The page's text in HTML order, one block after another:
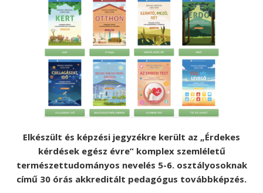
Elkészült és képzési jegyzékre került az „Érdekes
kérdések egész évre” komplex szemléletű
természettudományos nevelés 5-6. osztályosoknak
című 30 órás akkreditált pedagógus továbbképzés.